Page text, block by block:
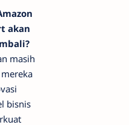
akan
masih
bisnis